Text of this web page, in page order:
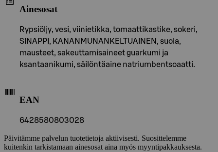
Ainesosat
Rypsiöljy, vesi, viinietikka, tomaattikastike, sokeri,
SINAPPI, KANANMUNANKELTUAINEN, suola,
mausteet, sakeuttamisaineet guarkumi ja
ksantaanikumi, säilöntäaine natriumbentsoaatti.
EAN
6428580803028
Päivitämme palvelun tuotetietoja aktiivisesti. Suosittelemme
kuitenkin tarkistamaan ainesosat aina myös myyntipakkauksesta.